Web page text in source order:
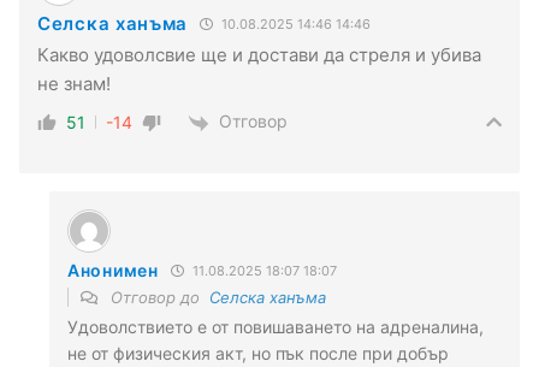
Селска ханъма 10.08.2025 14:46 14:46
Какво удоволсвие ще и достави да стреля и убива
не знам!
51 -14 Отговор
Анонимен 11.08.2025 18:07 18:07
Отговор до Селска ханъма
Удоволствието е от повишаването на адреналина,
не от физическия акт, но пък после при добър